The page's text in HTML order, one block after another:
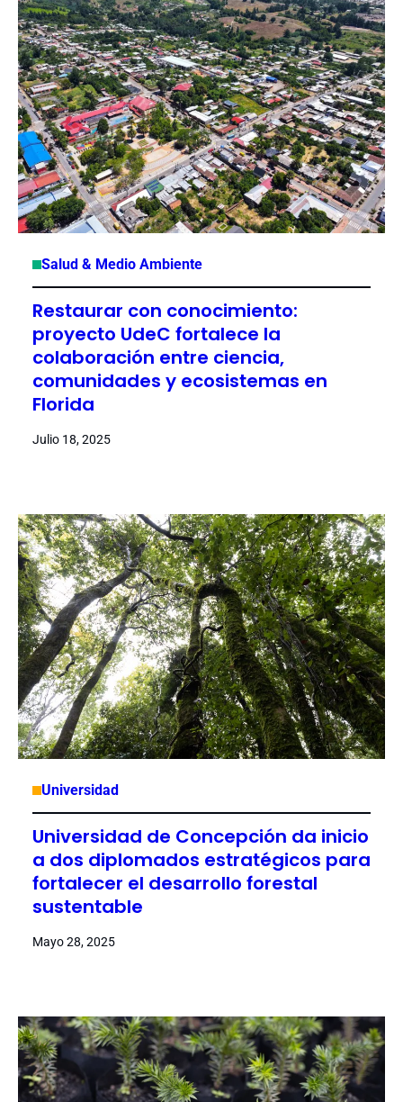
Salud & Medio Ambiente
Restaurar con conocimiento:
proyecto UdeC fortalece la
colaboración entre ciencia,
comunidades y ecosistemas en
Florida
Julio 18, 2025
Universidad
Universidad de Concepción da inicio
a dos diplomados estratégicos para
fortalecer el desarrollo forestal
sustentable
Mayo 28, 2025